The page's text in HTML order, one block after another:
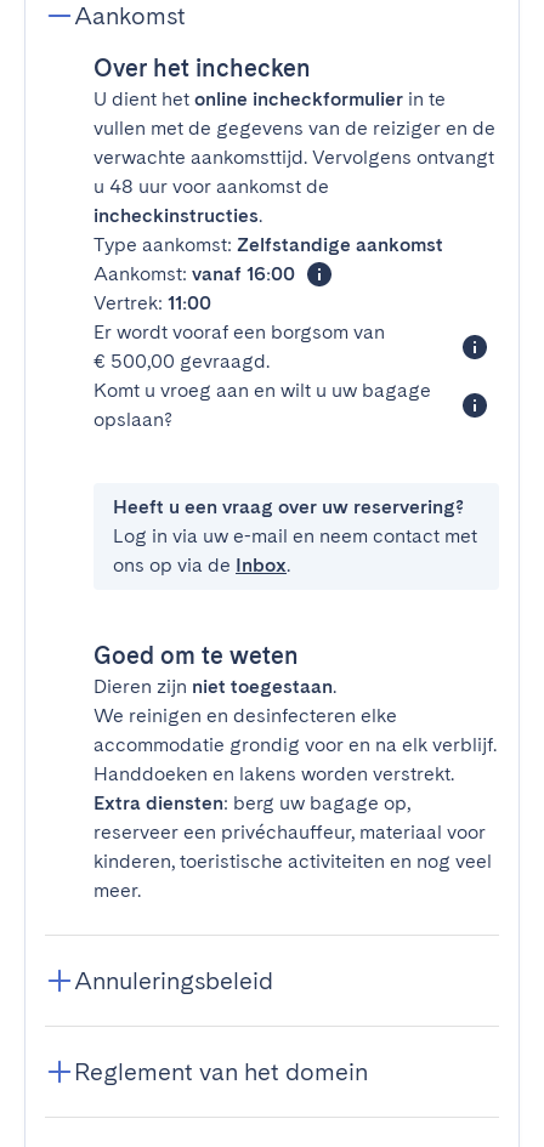
Aankomst
Over het inchecken
U dient het online incheckformulier in te
vullen met de gegevens van de reiziger en de
verwachte aankomsttijd. Vervolgens ontvangt
u 48 uur voor aankomst de
incheckinstructies.
Type aankomst: Zelfstandige aankomst
Aankomst: vanaf 16:00
Vertrek: 11:00
Er wordt vooraf een borgsom van
€ 500,00 gevraagd.
Komt u vroeg aan en wilt u uw bagage
opslaan?
Heeft u een vraag over uw reservering?
Log in via uw e-mail en neem contact met
ons op via de Inbox.
Goed om te weten
Dieren zijn niet toegestaan.
We reinigen en desinfecteren elke
accommodatie grondig voor en na elk verblijf.
Handdoeken en lakens worden verstrekt.
Extra diensten: berg uw bagage op,
reserveer een privéchauffeur, materiaal voor
kinderen, toeristische activiteiten en nog veel
meer.
Annuleringsbeleid
Reglement van het domein